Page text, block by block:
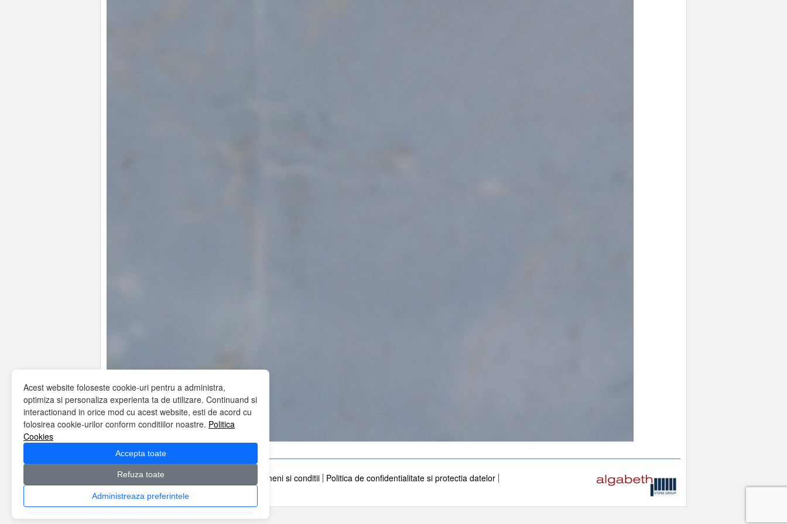
Acest website foloseste cookie-uri pentru a administra,
optimiza si personaliza experienta ta de utilizare. Continuand si
interactionand in orice mod cu acest website, esti de acord cu
folosirea cookie-urilor conform conditiilor noastre. Politica
Cookies
Accepta toate
Refuza toate
Administreaza preferintele
Bookmark thepermalink
Home Despre noi Termeni si conditii Politica de confidentialitate si protectia datelor
Politica cookies Contact
Copyright © Algabeth 2026